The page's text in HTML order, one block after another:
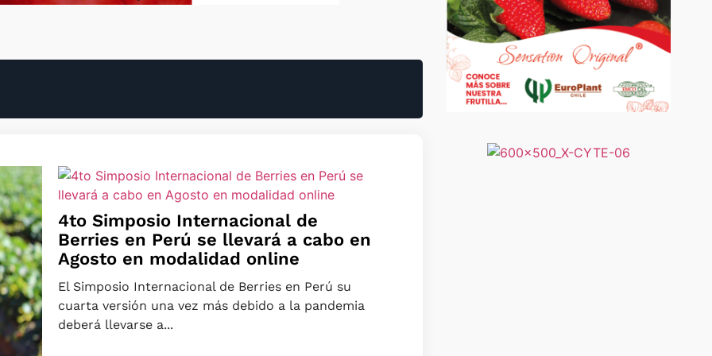
4to Simposio Internacional de
Berries en Perú se llevará a cabo en
Agosto en modalidad online
El Simposio Internacional de Berries en Perú su
cuarta versión una vez más debido a la pandemia
deberá llevarse a...